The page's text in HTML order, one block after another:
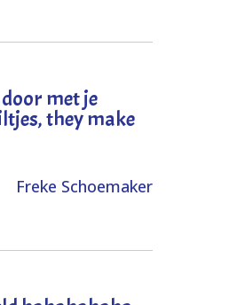
met je
they make
Freke Schoemaker